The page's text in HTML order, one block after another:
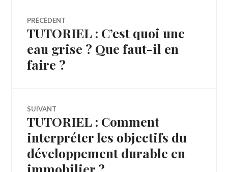
Navigation
de
l’article
PRÉCÉDENT
Article
précédent :
TUTORIEL : C’est quoi une
eau grise ? Que faut-il en
faire ?
SUIVANT
Article
Suivant:
TUTORIEL : Comment
interpréter les objectifs du
développement durable en
immobilier ?